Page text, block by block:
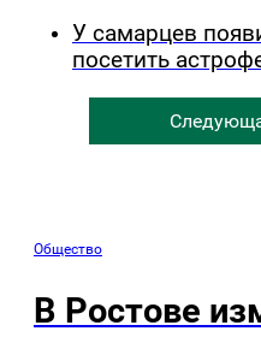
У самарцев
посетить
Общество
В Ростове